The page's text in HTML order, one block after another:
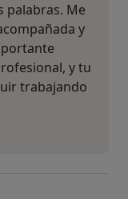
palabras. Me
y
y tu
trabajando